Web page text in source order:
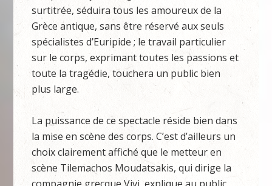
surtitrée, séduira tous les amoureux de la
Grèce antique, sans être réservé aux seuls
spécialistes d’Euripide ; le travail particulier
sur le corps, exprimant toutes les passions et
toute la tragédie, touchera un public bien
plus large.
La puissance de ce spectacle réside bien dans
la mise en scène des corps. C’est d’ailleurs un
choix clairement affiché que le metteur en
scène Tilemachos Moudatsakis, qui dirige la